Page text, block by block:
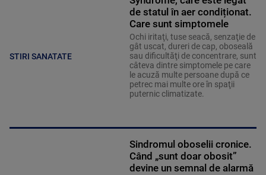
STIRI SANATATE
de statul în aer condiționat.
Care sunt simptomele
Ochi iritaţi, tuse seacă, senzaţie de
gât uscat, dureri de cap, oboseală
sau dificultăţi de concentrare, sunt
câteva dintre simptomele pe care
le acuză multe persoane după ce
petrec mai multe ore în spaţii
puternic climatizate.
Sindromul oboselii cronice.
Când „sunt doar obosit”
devine un semnal de alarmă